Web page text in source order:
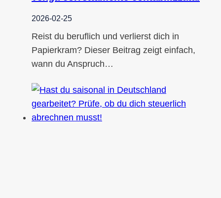
2026-02-25
Reist du beruflich und verlierst dich in
Papierkram? Dieser Beitrag zeigt einfach,
wann du Anspruch…